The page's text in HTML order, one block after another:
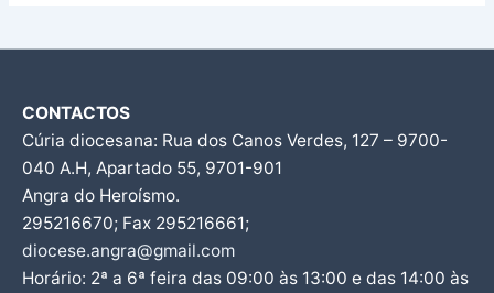
CONTACTOS
Cúria diocesana: Rua dos Canos Verdes, 127 – 9700-
040 A.H, Apartado 55, 9701-901
Angra do Heroísmo.
295216670; Fax 295216661;
diocese.angra@gmail.com
Horário: 2ª a 6ª feira das 09:00 às 13:00 e das 14:00 às